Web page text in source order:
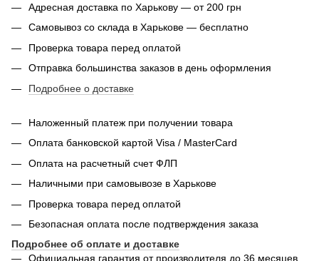
Адресная доставка по Харькову — от 200 грн
Самовывоз со склада в Харькове — бесплатно
Проверка товара перед оплатой
Отправка большинства заказов в день оформления
Подробнее о доставке
Наложенный платеж при получении товара
Оплата банковской картой Visa / MasterCard
Оплата на расчетный счет ФЛП
Наличными при самовывозе в Харькове
Проверка товара перед оплатой
Безопасная оплата после подтверждения заказа
Подробнее об оплате и доставке
Официальная гарантия от производителя до 36 месяцев